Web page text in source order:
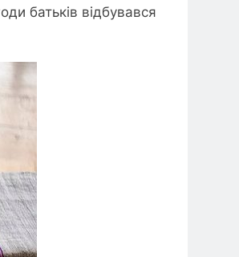
батьків відбувався